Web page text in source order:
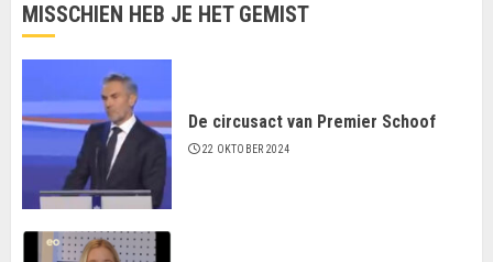
MISSCHIEN HEB JE HET GEMIST
De circusact van Premier Schoof
22 OKTOBER 2024